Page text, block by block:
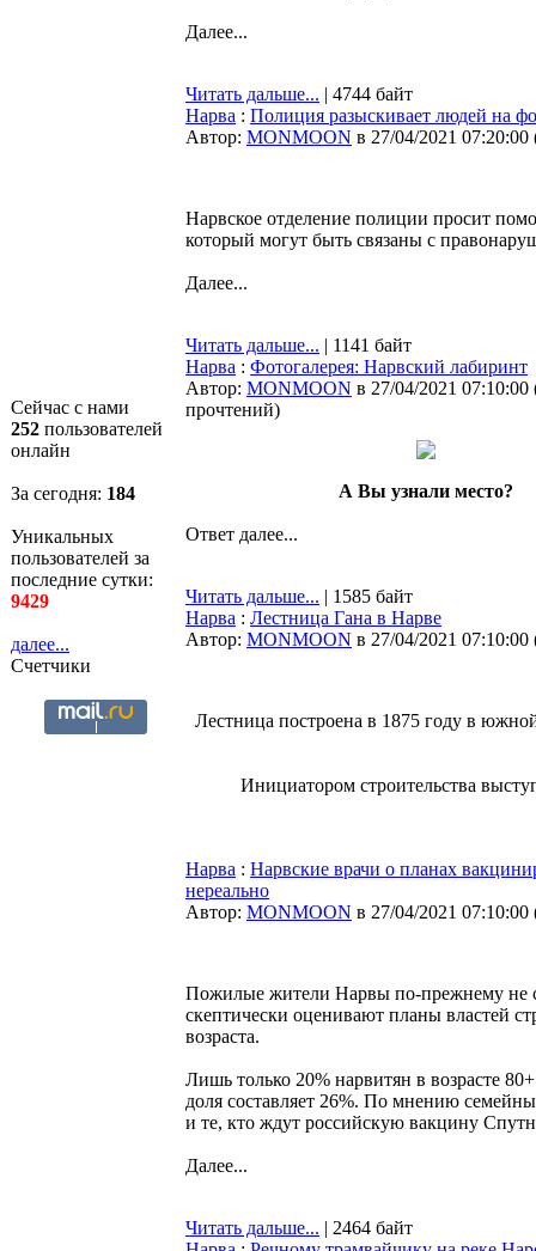
Сейчас с нами
252 пользователей
онлайн
За сегодня: 184
Уникальных
пользователей за
последние сутки:
9429
далее...
Счетчики
Далее...
Читать дальше... | 4744 байт
Нарва : Полиция разыскивает людей на
Автор: MONMOON в 27/04/2021 07:20:00
Нарвское отделение полиции просит
который могут быть связаны с
Далее...
Читать дальше... | 1141 байт
Нарва : Фотогалерея: Нарвский лабиринт
Автор: MONMOON в 27/04/2021 07:10:00
прочтений)
А Вы узнали место?
Ответ далее...
Читать дальше... | 1585 байт
Нарва : Лестница Гана в Нарве
Автор: MONMOON в 27/04/2021 07:10:00
Лестница построена в 1875 году в
Инициатором строительства
Нарва : Нарвские врачи о планах
нереально
Автор: MONMOON в 27/04/2021 07:10:00
Пожилые жители Нарвы по-прежнему не
скептически оценивают планы властей
возраста.
Лишь только 20% нарвитян в возрасте
доля составляет 26%. По мнению
и те, кто ждут российскую вакцину
Далее...
Читать дальше... | 2464 байт